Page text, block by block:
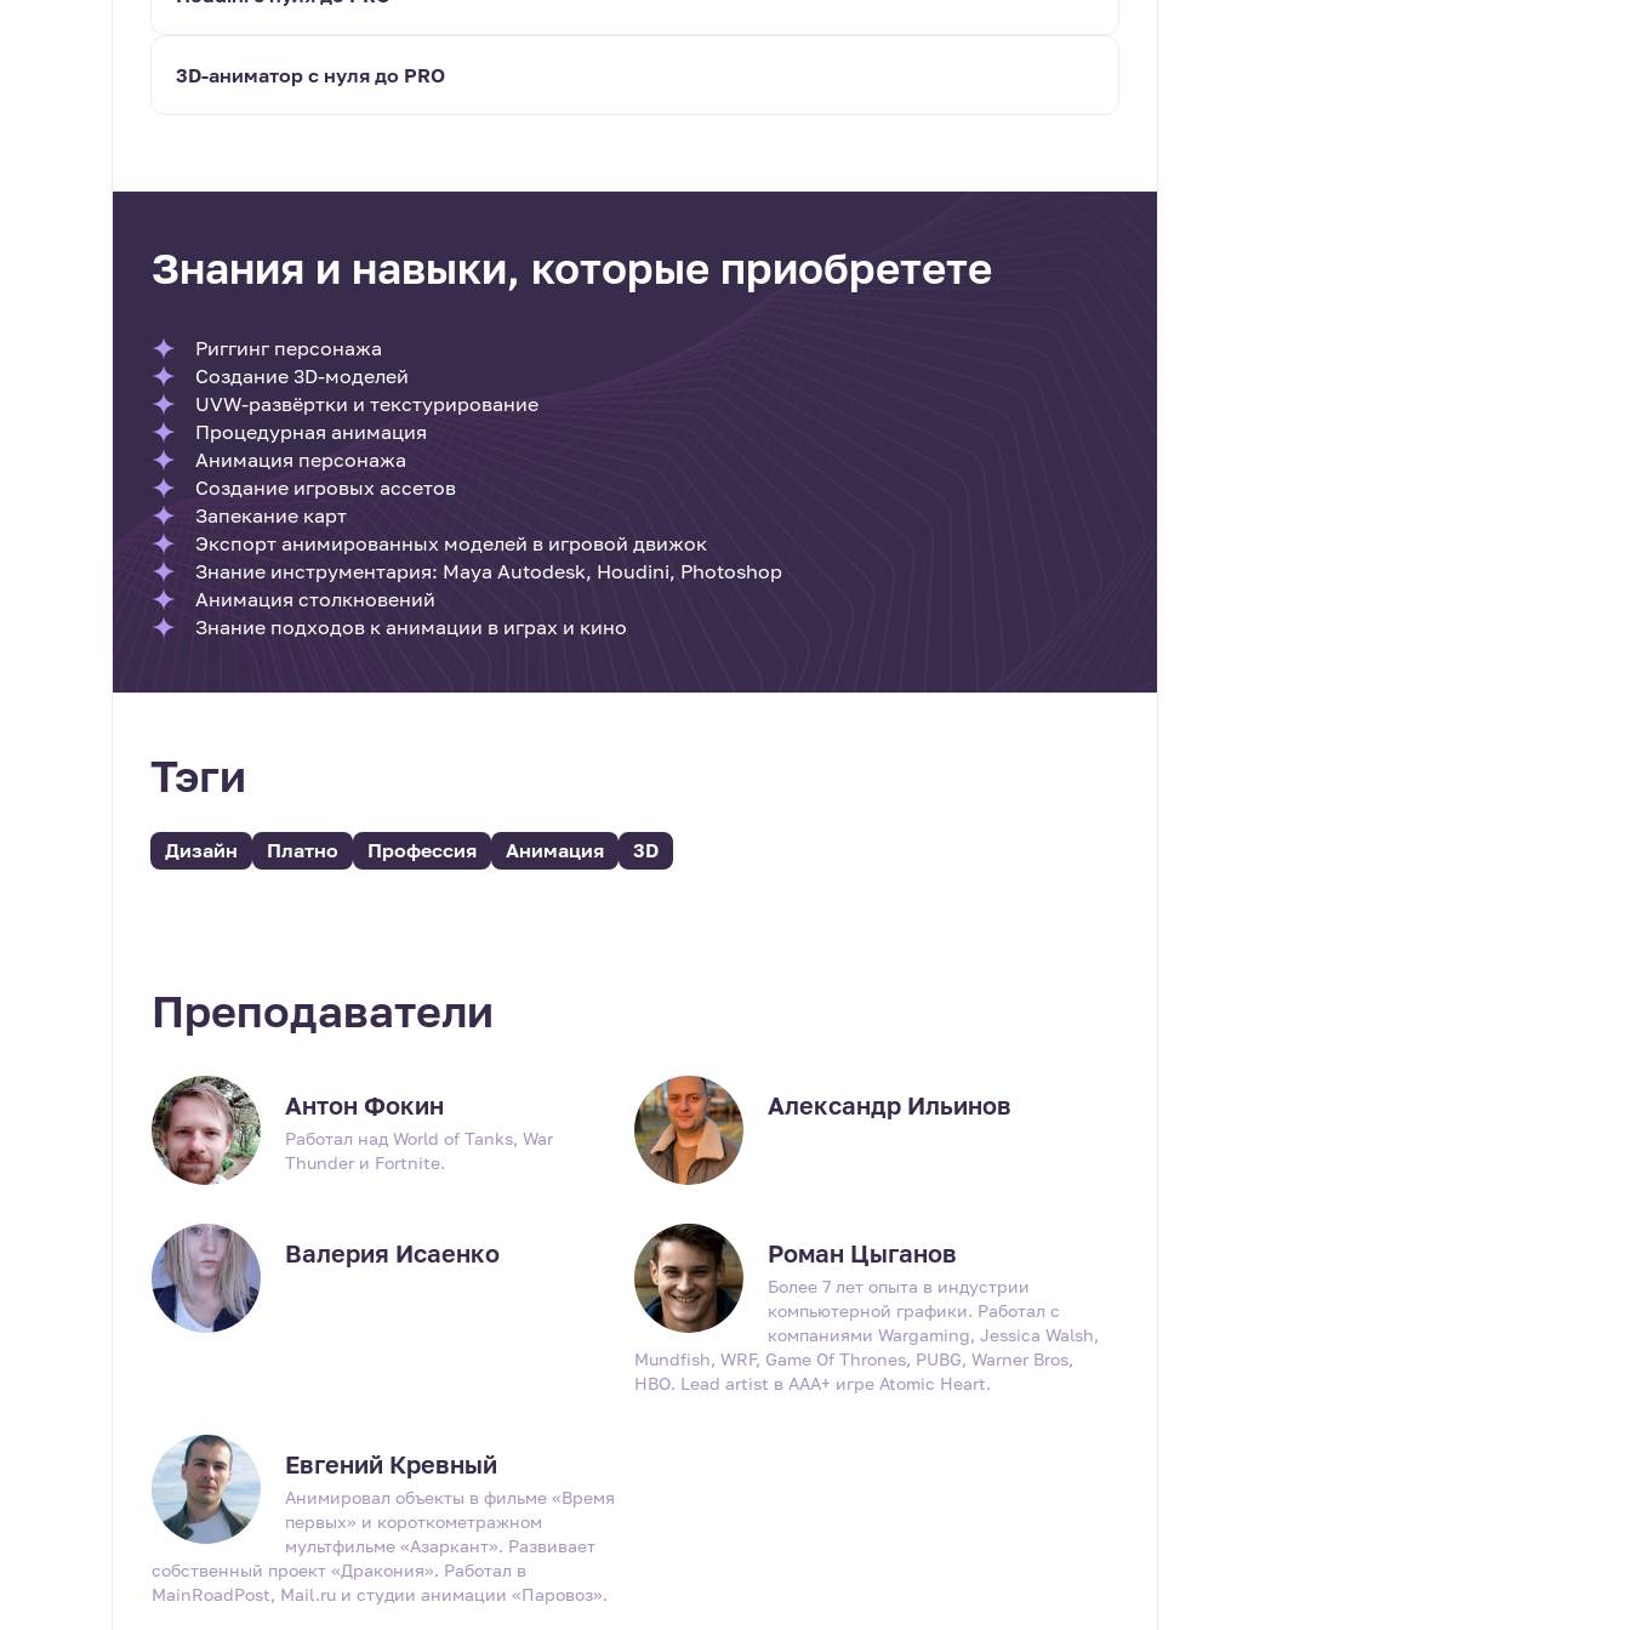
3D-аниматор с нуля до PRO
Знания и навыки, которые приобретете
Риггинг персонажа
Создание 3D-моделей
UVW-развёртки и текстурирование
Процедурная анимация
Анимация персонажа
Создание игровых ассетов
Запекание карт
Экспорт анимированных моделей в игровой движок
Знание инструментария: Maya Autodesk, Houdini, Photoshop
Анимация столкновений
Знание подходов к анимации в играх и кино
Тэги
Дизайн Платно Профессия Анимация 3D
Преподаватели
Антон Фокин
Работал над World of Tanks, War
Thunder и Fortnite.
Александр Ильинов
Валерия Исаенко Роман Цыганов
Более 7 лет опыта в индустрии
компьютерной графики. Работал с
компаниями Wargaming, Jessica Walsh,
Mundfish, WRF, Game Of Thrones, PUBG, Warner Bros,
HBO. Lead artist в ААА+ игре Atomic Heart.
Евгений Кревный
Анимировал объекты в фильме «Время
первых» и короткометражном
мультфильме «Азаркант». Развивает
собственный проект «Дракония». Работал в
MainRoadPost, Mail.ru и студии анимации «Паровоз».